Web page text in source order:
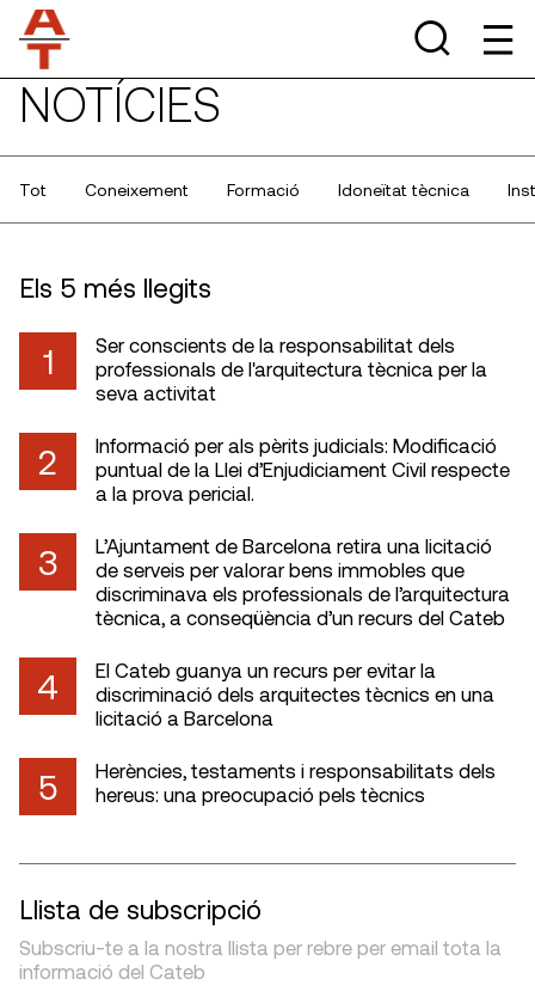
NOTÍCIES
Tot Coneixement Formació Idoneïtat tècnica
Els 5 més llegits
1
Ser conscients de la responsabilitat dels
professionals de l'arquitectura tècnica per la
seva activitat
2
Informació per als pèrits judicials: Modificació
puntual de la Llei d’Enjudiciament Civil respecte
a la prova pericial.
3
L’Ajuntament de Barcelona retira una licitació
de serveis per valorar bens immobles que
discriminava els professionals de l’arquitectura
tècnica, a conseqüència d’un recurs del Cateb
4
El Cateb guanya un recurs per evitar la
discriminació dels arquitectes tècnics en una
licitació a Barcelona
5
Herències, testaments i responsabilitats dels
hereus: una preocupació pels tècnics
Llista de subscripció
Subscriu-te a la nostra llista per rebre per email tota la
informació del Cateb